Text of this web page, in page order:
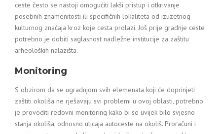
ceste često se nastoji omogućiti lakši pristup i otkrivanje
posebnih znamenitosti ili specifičnih lokaliteta od izuzetnog
kulturnog značaja kroz koje cesta prolazi. Još prije gradnje ceste
potrebno je dobiti saglasnost nadležne institucije za zaštitu
arheoloških nalazišta.
Monitoring
S obzirom da se ugradnjom svih elemenata koji će doprinjeti
zaštiti okoliša ne rješavaju svi problemi u ovoj oblasti, potrebno
je provoditi redovni monitoring kako bi se uvijek bilo svjesno
stanja okoliša, odnosno uticaja autoceste na okoliš. Proračuni i